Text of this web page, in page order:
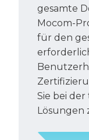
gesamte
Mocom-
für den
Sie bei
Lösungen